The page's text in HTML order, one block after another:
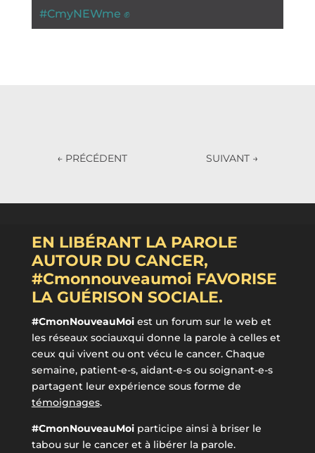
#CmyNEWme ✊
← PRÉCÉDENT SUIVANT →
EN LIBÉRANT LA PAROLE
AUTOUR DU CANCER,
#Cmonnouveaumoi FAVORISE
LA GUÉRISON SOCIALE.
#CmonNouveauMoiest un forum sur le web et
les réseaux sociauxqui donne la parole à celles et
ceux qui vivent ou ont vécu le cancer. Chaque
semaine, patient-e-s, aidant-e-s ou soignant-e-s
partagent leur expérience sous forme de
témoignages.
#CmonNouveauMoiparticipe ainsi à briser le
tabou sur le cancer et à libérer la parole.